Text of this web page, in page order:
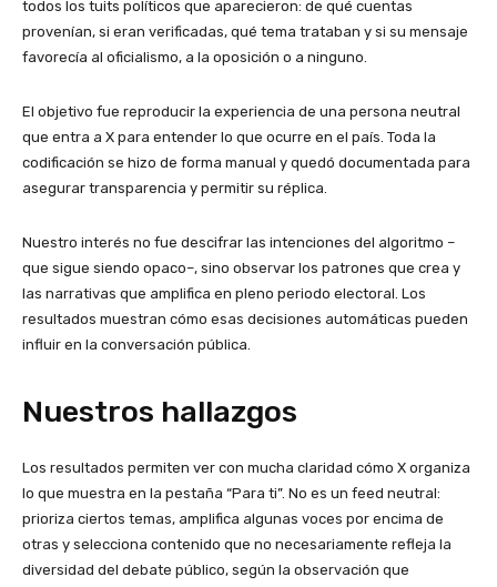
todos los tuits políticos que aparecieron: de qué cuentas
provenían, si eran verificadas, qué tema trataban y si su mensaje
favorecía al oficialismo, a la oposición o a ninguno.
El objetivo fue reproducir la experiencia de una persona neutral
que entra a X para entender lo que ocurre en el país. Toda la
codificación se hizo de forma manual y quedó documentada para
asegurar transparencia y permitir su réplica.
Nuestro interés no fue descifrar las intenciones del algoritmo –
que sigue siendo opaco–, sino observar los patrones que crea y
las narrativas que amplifica en pleno periodo electoral. Los
resultados muestran cómo esas decisiones automáticas pueden
influir en la conversación pública.
Nuestros hallazgos
Los resultados permiten ver con mucha claridad cómo X organiza
lo que muestra en la pestaña “Para ti”. No es un feed neutral:
prioriza ciertos temas, amplifica algunas voces por encima de
otras y selecciona contenido que no necesariamente refleja la
diversidad del debate público, según la observación que